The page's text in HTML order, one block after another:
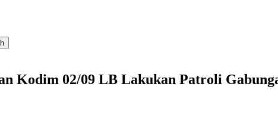
Kodim 02/09 LB Lakukan Patroli